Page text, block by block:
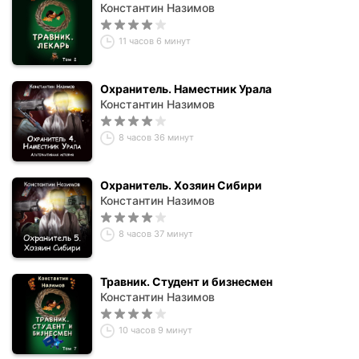
Константин Назимов
11 часов 6 минут
Охранитель. Наместник Урала
Константин Назимов
8 часов 36 минут
Охранитель. Хозяин Сибири
Константин Назимов
8 часов 37 минут
Травник. Студент и бизнесмен
Константин Назимов
10 часов 9 минут